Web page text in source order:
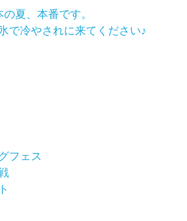
夏、本番です。
で冷やされに来てください♪
フェス